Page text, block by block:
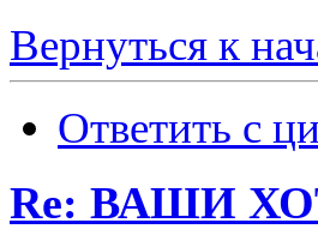
Вернуться к
Ответить с
Re: ВАШИ